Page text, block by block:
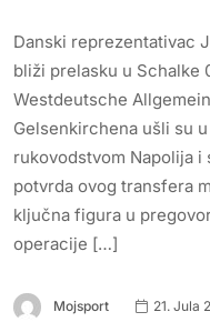
Danski reprezentativac
bliži prelasku u Schalke
Westdeutsche
Gelsenkirchena ušli su
rukovodstvom Napolija i
potvrda ovog transfera
ključna figura u
operacije […]
Mojsport 21. Jula